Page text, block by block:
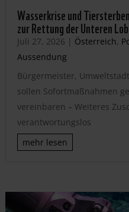
Wasserkrise und
zur Rettung der Unteren
Juli 27, 2026 | Österreich,
Aussendung
Bürgermeister,
sollen Sofortmaßnahmen
vereinbaren – Weiteres
verantwortungslos
mehr lesen